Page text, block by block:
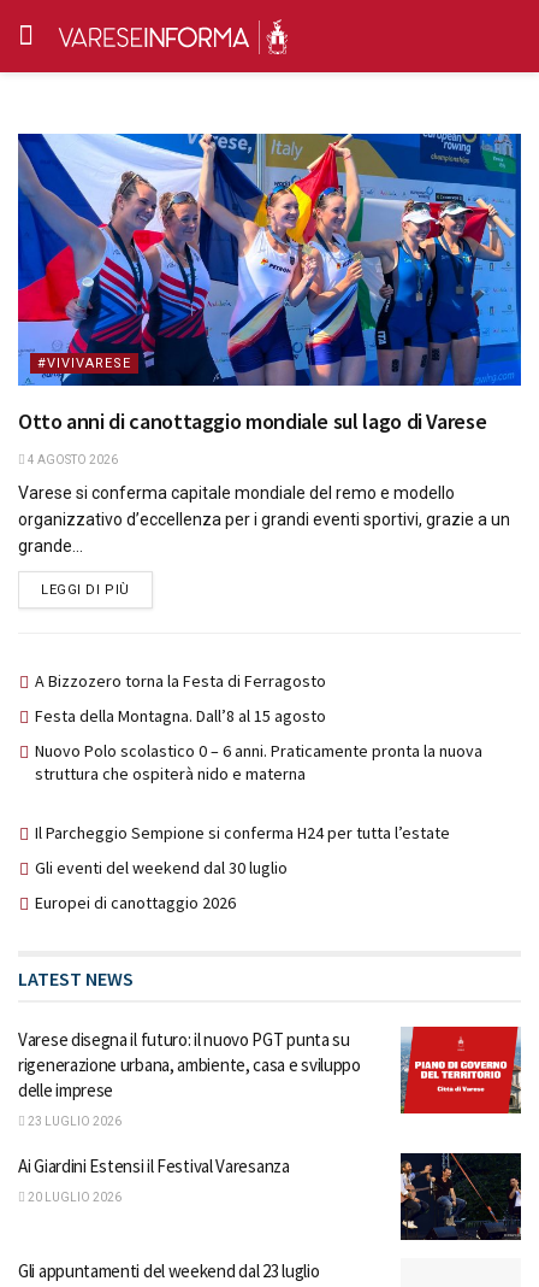
#VIVIVARESE
Otto anni di canottaggio mondiale sul lago di Varese
4 AGOSTO 2026
Varese si conferma capitale mondiale del remo e modello
organizzativo d’eccellenza per i grandi eventi sportivi, grazie a un
grande...
LEGGI DI PIÙ
A Bizzozero torna la Festa di Ferragosto
Festa della Montagna. Dall’8 al 15 agosto
Nuovo Polo scolastico 0 – 6 anni. Praticamente pronta la nuova
struttura che ospiterà nido e materna
Il Parcheggio Sempione si conferma H24 per tutta l’estate
Gli eventi del weekend dal 30 luglio
Europei di canottaggio 2026
LATEST NEWS
Varese disegna il futuro: il nuovo PGT punta su
rigenerazione urbana, ambiente, casa e sviluppo
delle imprese
23 LUGLIO 2026
Ai Giardini Estensi il Festival Varesanza
20 LUGLIO 2026
Gli appuntamenti del weekend dal 23 luglio